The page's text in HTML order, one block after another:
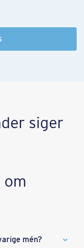
siger
om​
mén?